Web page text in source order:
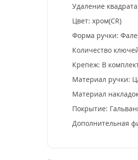
Удаление
Цвет: хром(CR)
Форма ручки:
Количество
Крепеж: В
Материал ручки:
Материал
Покрытие:
Дополнительная